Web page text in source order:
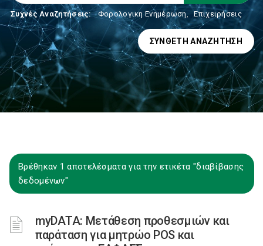
Συχνές Αναζητήσεις: Φορολογικη Ενημέρωση, Επιχειρήσεις
ΣΎΝΘΕΤΗ ΑΝΑΖΉΤΗΣΗ
Βρέθηκαν 1 αποτελέσματα για την ετικέτα "διαβίβασης
δεδομένων"
myDATA: Μετάθεση προθεσμιών και
παράταση για μητρώο POS και